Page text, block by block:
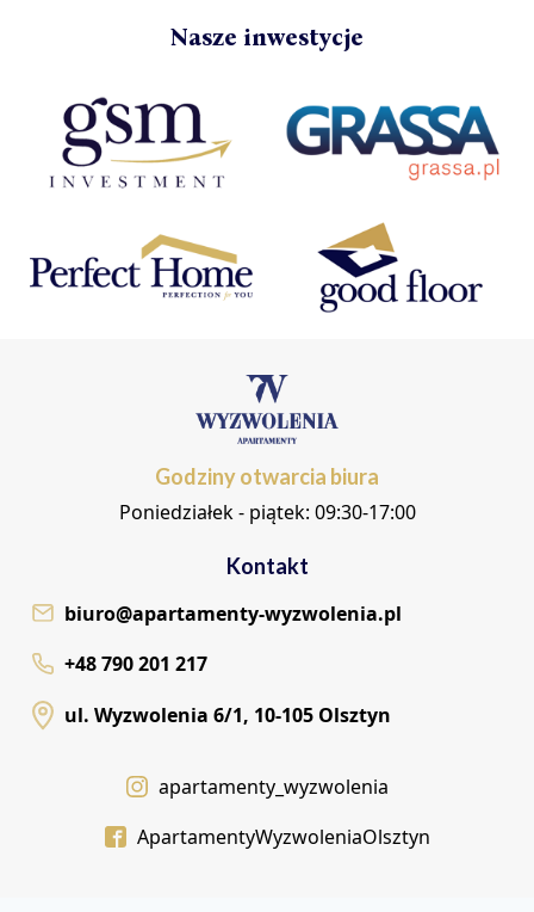
Nasze inwestycje
Godziny otwarcia biura
Poniedziałek - piątek: 09:30-17:00
Kontakt
biuro@apartamenty-wyzwolenia.pl
+48 790 201 217
ul. Wyzwolenia 6/1, 10-105 Olsztyn
apartamenty_wyzwolenia
ApartamentyWyzwoleniaOlsztyn